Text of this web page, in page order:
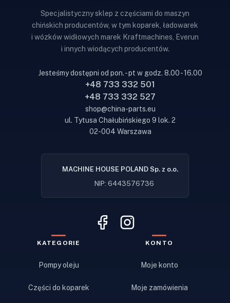
Specjalistyczny sklep z częściami do maszyn
chińskich producentów, w tym koparek, ładowarek
i wózków widłowych marek Kraftmachines, Everun
i innych wiodących producentów.
Jesteśmy dostępni od pon. - pt w godz. 8.00 - 16.00
+48 733 332 501
+48 733 332 527
shop@china-parts.eu
ul. Tytusa Chałubińskiego 9 lok. 2
02-004 Warszawa
MACHINE HOUSE POLAND Sp. z o.o.
NIP: 6443576736
KATEGORIE
Pompy oleju
Części do koparek
KONTO
Moje konto
Moje zamówienia